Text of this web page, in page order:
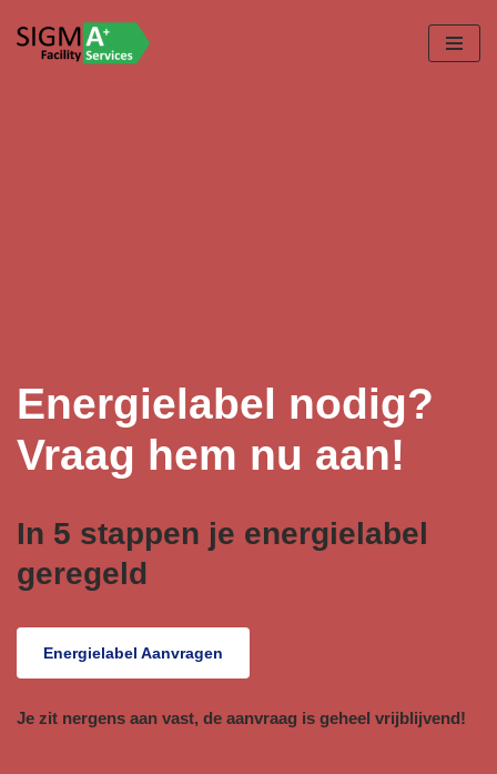
Energielabel nodig?
Vraag hem nu aan!
In 5 stappen je energielabel
geregeld
Energielabel Aanvragen
Je zit nergens aan vast, de aanvraag is geheel vrijblijvend!